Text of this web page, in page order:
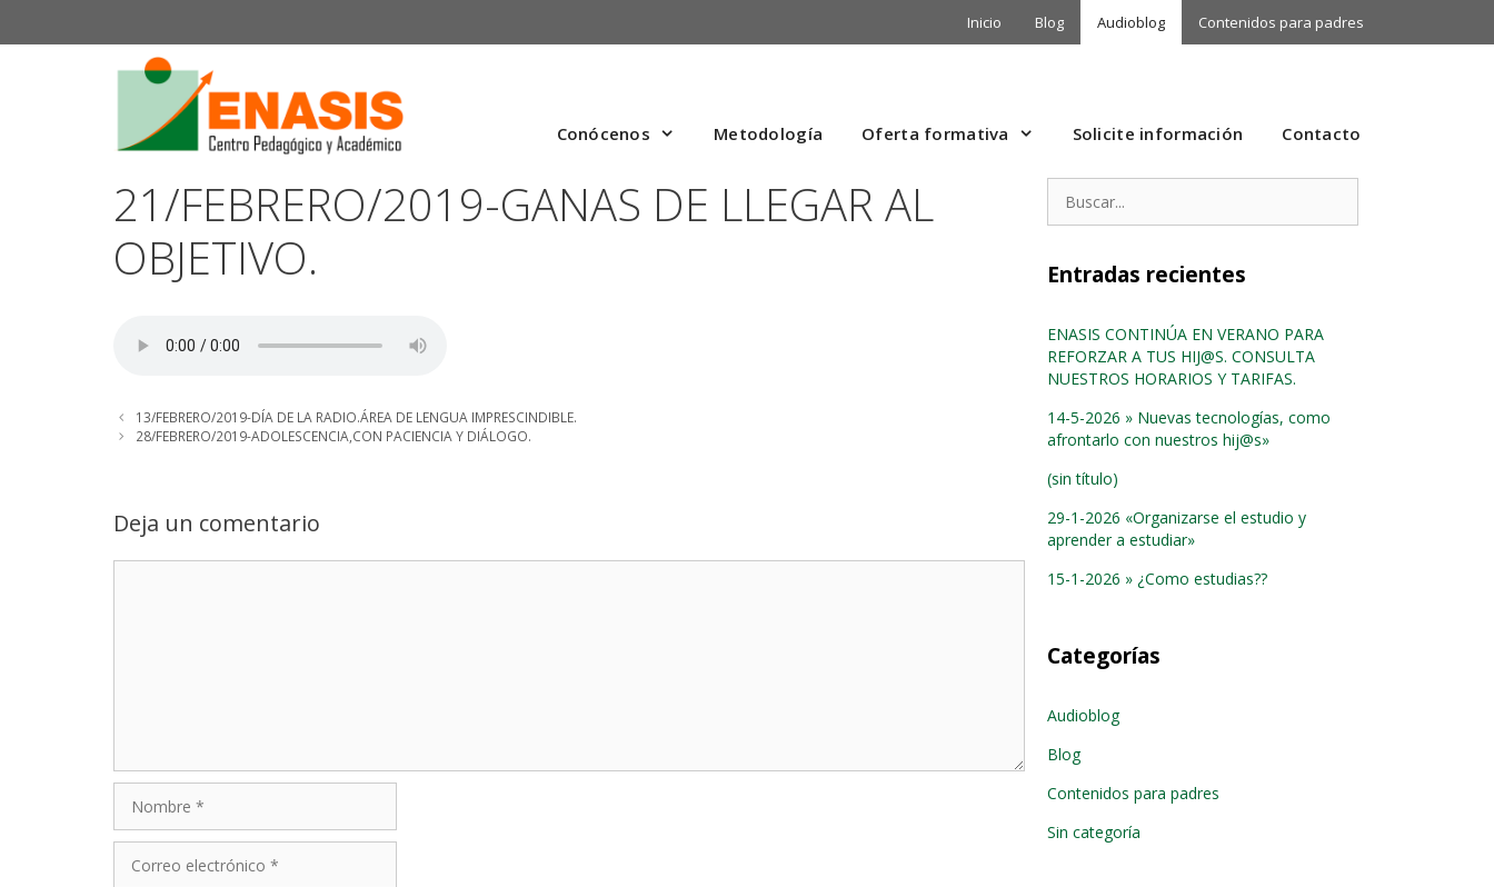
Inicio Blog Audioblog Contenidos para padres
Conócenos Metodología Oferta formativa Solicite información Contacto
21/FEBRERO/2019-GANAS DE LLEGAR AL
OBJETIVO.
13/FEBRERO/2019-DÍA DE LA RADIO.ÁREA DE LENGUA IMPRESCINDIBLE.
28/FEBRERO/2019-ADOLESCENCIA,CON PACIENCIA Y DIÁLOGO.
Deja un comentario
electrónico
Entradas recientes
ENASIS CONTINÚA EN VERANO PARA
REFORZAR A TUS HIJ@S. CONSULTA
NUESTROS HORARIOS Y TARIFAS.
14-5-2026 » Nuevas tecnologías, como
afrontarlo con nuestros hij@s»
(sin título)
29-1-2026 «Organizarse el estudio y
aprender a estudiar»
15-1-2026 » ¿Como estudias??
Categorías
Audioblog
Blog
Contenidos para padres
Sin categoría